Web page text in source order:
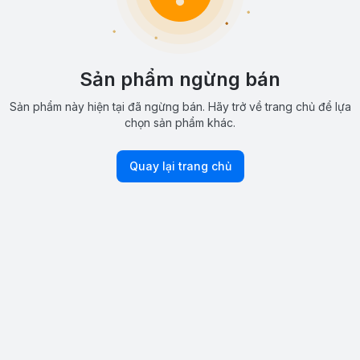
Sản phẩm ngừng bán
Sản phẩm này hiện tại đã ngừng bán. Hãy trở về trang chủ để lựa
chọn sản phẩm khác.
Quay lại trang chủ